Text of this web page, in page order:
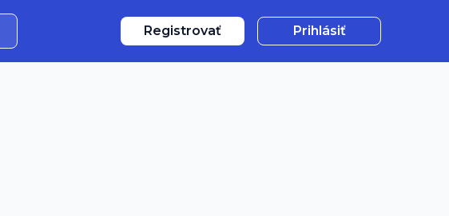
Registrovať Prihlásiť